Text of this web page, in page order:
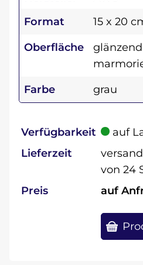
Format
15 x 20
Oberfläche
Farbe
grau
Verfügbarkeit
auf
Lieferzeit
von 24
Preis
auf